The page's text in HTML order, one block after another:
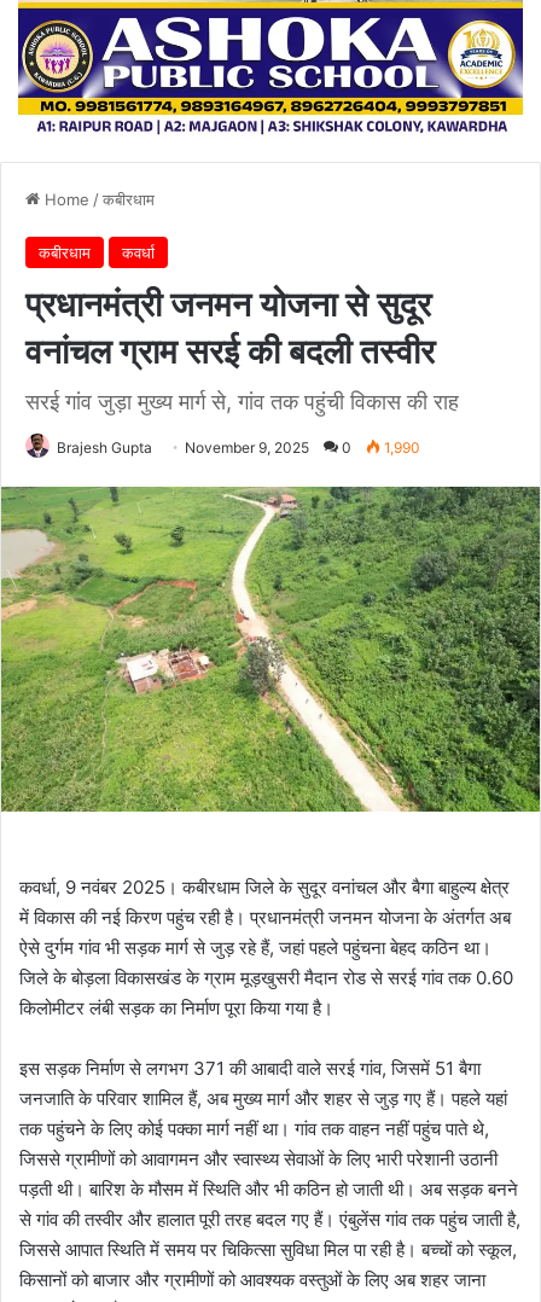
Home /कबीरधाम
कबीरधाम कवर्धा
प्रधानमंत्री जनमन योजना से सुदूर
वनांचल ग्राम सरई की बदली तस्वीर
सरई गांव जुड़ा मुख्य मार्ग से, गांव तक पहुंची विकास की राह
Brajesh Gupta November 9, 2025 0 1,990
कवर्धा, 9 नवंबर 2025। कबीरधाम जिले के सुदूर वनांचल और बैगा बाहुल्य क्षेत्र
में विकास की नई किरण पहुंच रही है। प्रधानमंत्री जनमन योजना के अंतर्गत अब
ऐसे दुर्गम गांव भी सड़क मार्ग से जुड़ रहे हैं, जहां पहले पहुंचना बेहद कठिन था।
जिले के बोड़ला विकासखंड के ग्राम मूड़खुसरी मैदान रोड से सरई गांव तक 0.60
किलोमीटर लंबी सड़क का निर्माण पूरा किया गया है।
इस सड़क निर्माण से लगभग 371 की आबादी वाले सरई गांव, जिसमें 51 बैगा
जनजाति के परिवार शामिल हैं, अब मुख्य मार्ग और शहर से जुड़ गए हैं। पहले यहां
तक पहुंचने के लिए कोई पक्का मार्ग नहीं था। गांव तक वाहन नहीं पहुंच पाते थे,
जिससे ग्रामीणों को आवागमन और स्वास्थ्य सेवाओं के लिए भारी परेशानी उठानी
पड़ती थी। बारिश के मौसम में स्थिति और भी कठिन हो जाती थी। अब सड़क बनने
से गांव की तस्वीर और हालात पूरी तरह बदल गए हैं। एंबुलेंस गांव तक पहुंच जाती है,
जिससे आपात स्थिति में समय पर चिकित्सा सुविधा मिल पा रही है। बच्चों को स्कूल,
किसानों को बाजार और ग्रामीणों को आवश्यक वस्तुओं के लिए अब शहर जाना